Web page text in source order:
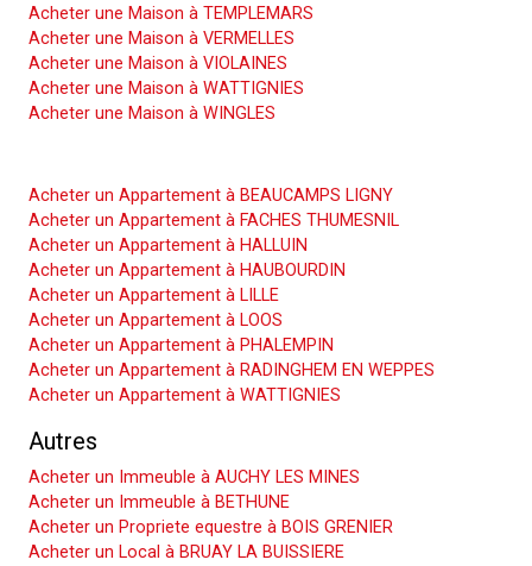
Acheter une Maison à TEMPLEMARS
Acheter une Maison à VERMELLES
Acheter une Maison à VIOLAINES
Acheter une Maison à WATTIGNIES
Acheter une Maison à WINGLES
Acheter un Appartement à BEAUCAMPS LIGNY
Acheter un Appartement à FACHES THUMESNIL
Acheter un Appartement à HALLUIN
Acheter un Appartement à HAUBOURDIN
Acheter un Appartement à LILLE
Acheter un Appartement à LOOS
Acheter un Appartement à PHALEMPIN
Acheter un Appartement à RADINGHEM EN WEPPES
Acheter un Appartement à WATTIGNIES
Autres
Acheter un Immeuble à AUCHY LES MINES
Acheter un Immeuble à BETHUNE
Acheter un Propriete equestre à BOIS GRENIER
Acheter un Local à BRUAY LA BUISSIERE